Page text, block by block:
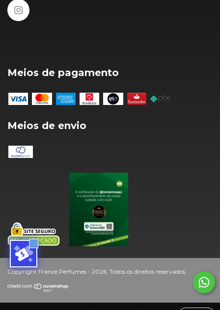
Meios de pagamento
Meios de envio
Copyright France Perfumes - 2026. Todos os direitos reservados.